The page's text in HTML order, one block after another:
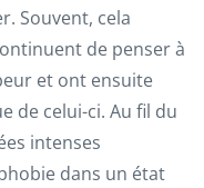
Souvent, cela
de penser à
et ont ensuite
de celui-ci. Au fil du
intenses
dans un état